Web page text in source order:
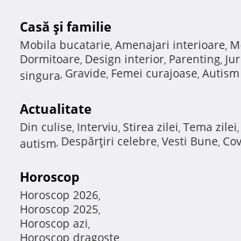
Casă şi familie
Mobila bucatarie, Amenajari interioare,
Dormitoare, Design interior, Parenting,
singura, Gravide, Femei curajoase, Autism
Actualitate
Din culise, Interviu, Stirea zilei, Tema zilei,
autism, Despărţiri celebre, Vesti Bune,
Horoscop
Horoscop 2026,
Horoscop 2025,
Horoscop azi,
Horoscop dragoste